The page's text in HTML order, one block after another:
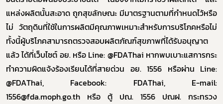
แหล่งผลิตนั้นสะอาด ถูกสุขลักษณะ มีมาตรฐานตามที่กำหนดไว้หรือ
ไม่ วัตถุดินที่ใช้ในการผลิตมีคุณภาพเหมาะสำหรับการบริโภคหรือไม่
ทั้งนี้ผู้บริโภคสามารถตรวจสอบผลิตภัณฑ์สุขภาพที่ได้รับอนุญาต
แล้ว ได้ที่เว็บไซต์ อย. หรือ Line: @FDAThai หากพบเบาะแสการกระ
ทำความผิดแจ้งร้องเรียนได้ที่สายด่วน อย. 1556 หรือผ่าน Line:
@FDAThai, Facebook: FDAThai, E-mail:
1556@fda.moph.go.th หรือ ตู้ ปณ. 1556 ปณฝ. กระทรวง